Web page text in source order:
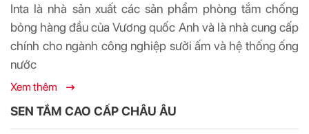
Inta là nhà sản xuất các sản phẩm phòng tắm chống
bỏng hàng đầu của Vương quốc Anh và là nhà cung cấp
chính cho ngành công nghiệp sưởi ấm và hệ thống ống
nước
Xem thêm
SEN TẮM CAO CẤP CHÂU ÂU